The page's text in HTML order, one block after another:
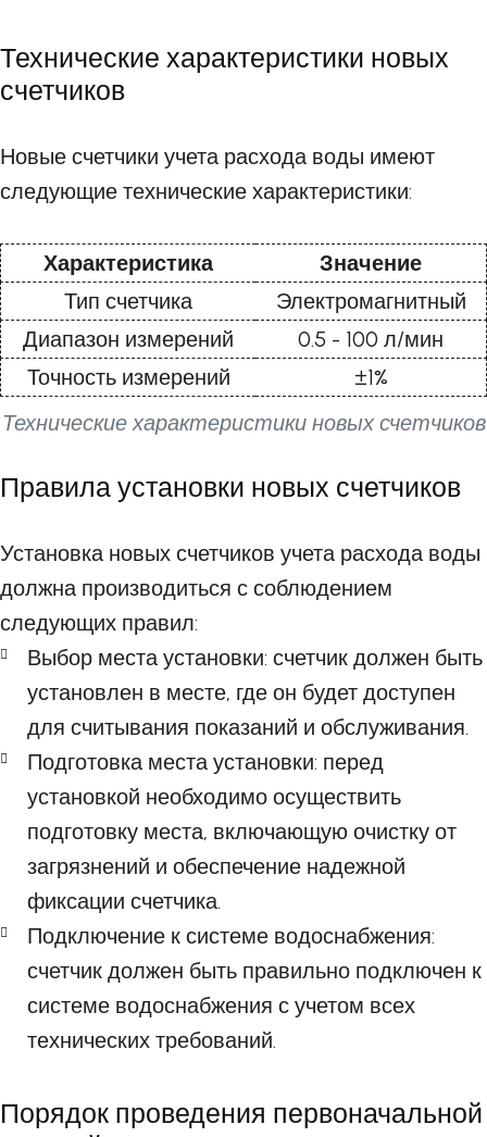
Технические характеристики новых
счетчиков
Новые счетчики учета расхода воды имеют
следующие технические характеристики:
Технические характеристики новых счетчиков
Характеристика
Значение
Тип счетчика
Электромагнитный
Диапазон измерений
0.5 - 100 л/мин
Точность измерений
±1%
Правила установки новых счетчиков
Установка новых счетчиков учета расхода воды
должна производиться с соблюдением
следующих правил:
Выбор места установки: счетчик должен быть
установлен в месте, где он будет доступен
для считывания показаний и обслуживания.
Подготовка места установки: перед
установкой необходимо осуществить
подготовку места, включающую очистку от
загрязнений и обеспечение надежной
фиксации счетчика.
Подключение к системе водоснабжения:
счетчик должен быть правильно подключен к
системе водоснабжения с учетом всех
технических требований.
Порядок проведения первоначальной